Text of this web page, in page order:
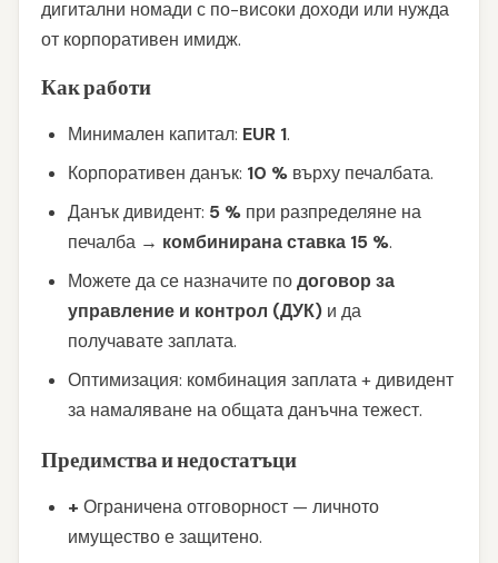
дигитални номади с по-високи доходи или нужда
от корпоративен имидж.
Как работи
Минимален капитал: EUR 1.
Корпоративен данък: 10 % върху печалбата.
Данък дивидент: 5 % при разпределяне на
печалба → комбинирана ставка 15 %.
Можете да се назначите подоговор за
управление и контрол (ДУК) и да
получавате заплата.
Оптимизация: комбинация заплата + дивидент
за намаляване на общата данъчна тежест.
Предимства и недостатъци
+ Ограничена отговорност — личното
имущество е защитено.